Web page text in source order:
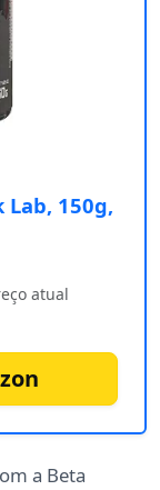
Lab, 150g,
atual
a Beta